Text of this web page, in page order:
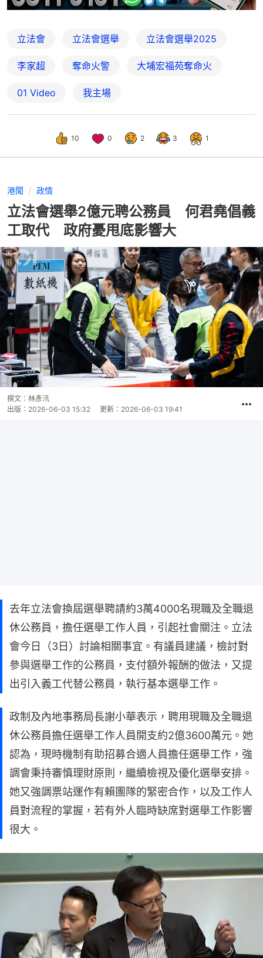
立法會 立法會選舉 立法會選舉2025
李家超 奪命火警 大埔宏福苑奪命火
01 Video 我主場
10 0 2 3 1
港聞 政情
立法會選舉2億元聘公務員 何君堯倡義
工取代 政府憂甩底影響大
撰文： 林彥汛
出版： 2026-06-03 15:32 更新： 2026-06-03 19:41
去年立法會換屆選舉聘請約3萬4000名現職及全職退
休公務員，擔任選舉工作人員，引起社會關注。立法
會今日（3日）討論相關事宜。有議員建議，檢討對
參與選舉工作的公務員，支付額外報酬的做法，又提
出引入義工代替公務員，執行基本選舉工作。
政制及內地事務局長謝小華表示，聘用現職及全職退
休公務員擔任選舉工作人員開支約2億3600萬元。她
認為，現時機制有助招募合適人員擔任選舉工作，強
調會秉持審慎理財原則，繼續檢視及優化選舉安排。
她又強調票站運作有賴團隊的緊密合作，以及工作人
員對流程的掌握，若有外人臨時缺席對選舉工作影響
很大。